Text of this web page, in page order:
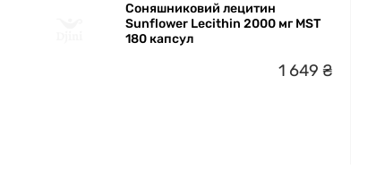
Соняшниковий лецитин
Sunflower Lecithin 2000 мг MST
180 капсул
1 649 ₴